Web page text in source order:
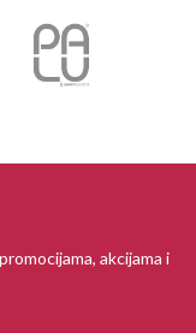
akcijama i